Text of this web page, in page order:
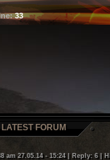
33
LATEST FORUM
27.05.14 - 15:24 | Reply: 6 |